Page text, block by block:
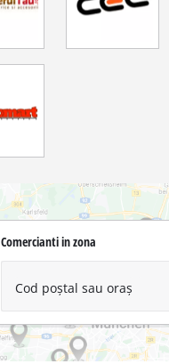
Comercianti in zona
Cod poștal sau oraș